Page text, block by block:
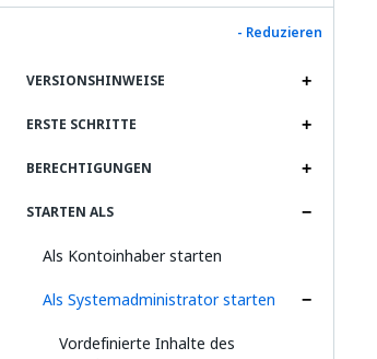
- Reduzieren
VERSIONSHINWEISE
ERSTE SCHRITTE
BERECHTIGUNGEN
STARTEN ALS
Als Kontoinhaber starten
Als Systemadministrator starten
Vordefinierte Inhalte des